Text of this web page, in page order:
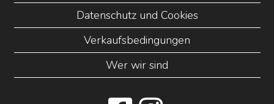
Datenschutz und Cookies
Verkaufsbedingungen
Wer wir sind